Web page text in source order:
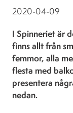
2020-04-09
I Spinneriet är
finns allt från
femmor, alla
flesta med
presentera
nedan.